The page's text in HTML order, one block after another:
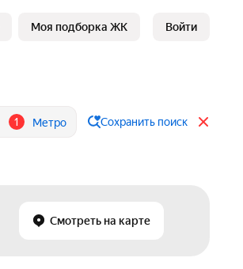
Моя подборка ЖК Войти
1 Метро Сохранить поиск
Смотреть на карте